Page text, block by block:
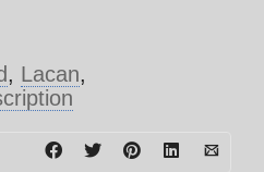
, Lacan,